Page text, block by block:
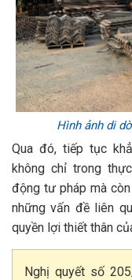
Hình ảnh di
Qua đó, tiếp tục
không chỉ trong
động tư pháp mà
những vấn đề liên
quyền lợi thiết thân
Nghị quyết số